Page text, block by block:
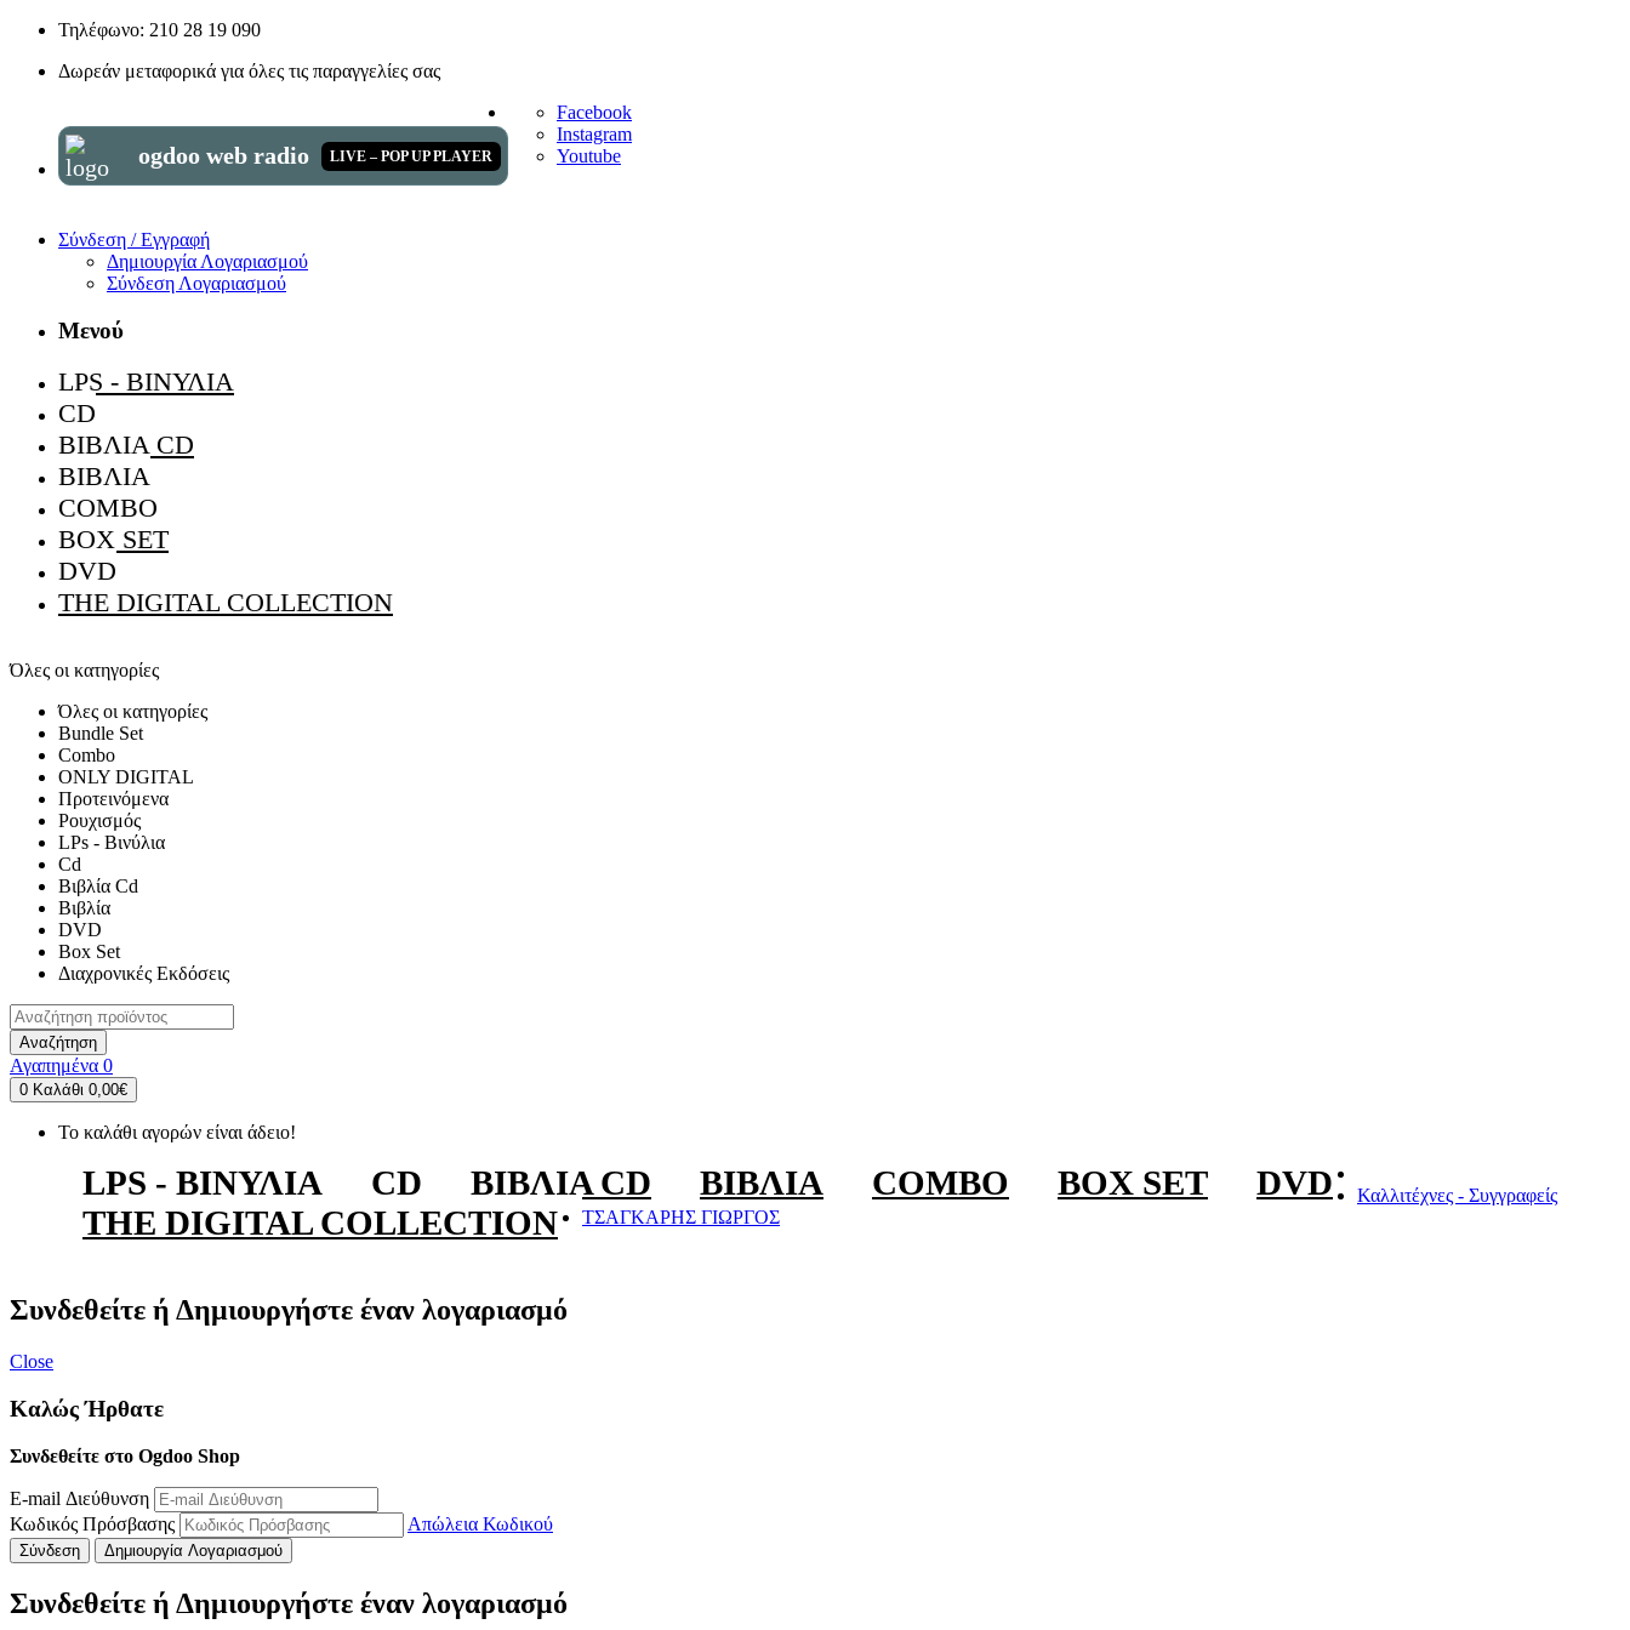
Τηλέφωνο: 210 28 19 090
Δωρεάν μεταφορικά για όλες τις παραγγελίες σας
ogdoo web radio LIVE – POP UP PLAYER
Facebook
Instagram
Youtube
Σύνδεση / Εγγραφή
Δημιουργία Λογαριασμού
Σύνδεση Λογαριασμού
Μενού
LPS - ΒΙΝΎΛΙΑ
CD
ΒΙΒΛΊΑ CD
ΒΙΒΛΊΑ
COMBO
BOX SET
DVD
THE DIGITAL COLLECTION
Όλες οι κατηγορίες
Όλες οι κατηγορίες
Bundle Set
Combo
ONLY DIGITAL
Προτεινόμενα
Ρουχισμός
LPs - Βινύλια
Cd
Βιβλία Cd
Βιβλία
DVD
Box Set
Διαχρονικές Εκδόσεις
Αναζήτηση
Αγαπημένα 0
0 Καλάθι 0,00€
Το καλάθι αγορών είναι άδειο!
LPS - ΒΙΝΎΛΙΑ CD ΒΙΒΛΊΑ CD ΒΙΒΛΊΑ COMBO BOX SET
DVD
THE DIGITAL COLLECTION
Καλλιτέχνες - Συγγραφείς
ΤΣΑΓΚΑΡΗΣ ΓΙΩΡΓΟΣ
Συνδεθείτε ή Δημιουργήστε έναν λογαριασμό
Close
Καλώς Ήρθατε
Συνδεθείτε στο Ogdoo Shop
E-mail Διεύθυνση
Κωδικός Πρόσβασης
Απώλεια Κωδικού
Σύνδεση Δημιουργία Λογαριασμού
Συνδεθείτε ή Δημιουργήστε έναν λογαριασμό